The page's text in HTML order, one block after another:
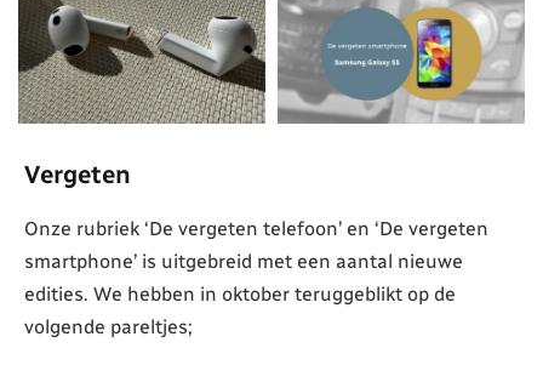
Vergeten
Onze rubriek ‘De vergeten telefoon’ en ‘De vergeten
smartphone’ is uitgebreid met een aantal nieuwe
edities. We hebben in oktober teruggeblikt op de
volgende pareltjes;